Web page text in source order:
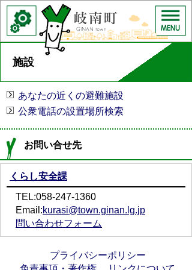
施設
あなたの近くの避難施設
公衆電話の設置場所検索
お問い合せ先
くらし安全課
TEL:058-247-1360
Email:kurasi@town.ginan.lg.jp
問い合わせフォーム
プライバシーポリシー